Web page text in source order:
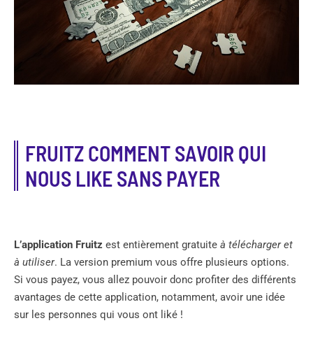
FRUITZ COMMENT SAVOIR QUI
NOUS LIKE SANS PAYER
L’application Fruitz est entièrement gratuite à télécharger et
à utiliser. La version premium vous offre plusieurs options.
Si vous payez, vous allez pouvoir donc profiter des différents
avantages de cette application, notamment, avoir une idée
sur les personnes qui vous ont liké !